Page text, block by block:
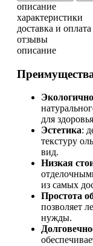
описание
характеристики
доставка и оплата
отзывы
описание
для
Эстетика:
текстуру
вид.
Низкая
из самых
Простота
позволяет
нужды.